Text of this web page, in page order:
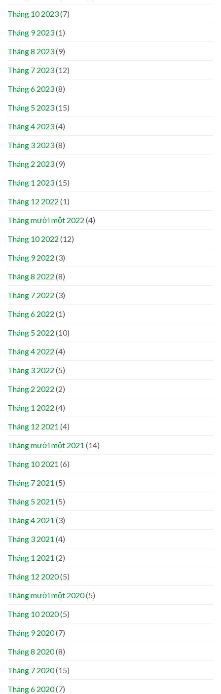
Tháng 10 2023(7)
Tháng 9 2023(1)
Tháng 8 2023(9)
Tháng 7 2023(12)
Tháng 6 2023(8)
Tháng 5 2023(15)
Tháng 4 2023(4)
Tháng 3 2023(8)
Tháng 2 2023(9)
Tháng 1 2023(15)
Tháng 12 2022 (1)
Tháng mười một 2022 (4)
Tháng 10 2022 (12)
Tháng 9 2022 (3)
Tháng 8 2022 (8)
Tháng 7 2022 (3)
Tháng 6 2022 (1)
Tháng 5 2022 (10)
Tháng 4 2022 (4)
Tháng 3 2022 (5)
Tháng 2 2022 (2)
Tháng 1 2022 (4)
Tháng 12 2021 (4)
Tháng mười một 2021 (14)
Tháng 10 2021 (6)
Tháng 7 2021 (5)
Tháng 5 2021 (5)
Tháng 4 2021 (3)
Tháng 3 2021 (4)
Tháng 1 2021 (2)
Tháng 12 2020(5)
Tháng mười một 2020(5)
Tháng 10 2020(5)
Tháng 9 2020(7)
Tháng 8 2020(8)
Tháng 7 2020(15)
Tháng 6 2020(7)